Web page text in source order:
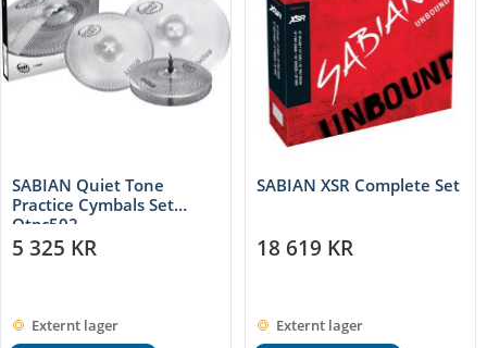
SABIAN Quiet Tone
Practice Cymbals Set
Qtpc502
5 325 KR
Externt lager
SABIAN XSR Complete Set
18 619 KR
Externt lager